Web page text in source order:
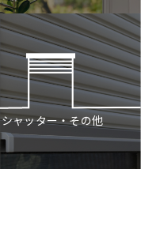
シャッター・その他